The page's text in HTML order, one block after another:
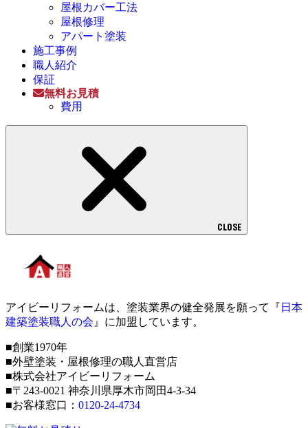
屋根カバー工法
屋根修理
アパート塗装
施工事例
職人紹介
保証
無料お見積
費用
CLOSE
アイビーリフォームは、塗装業界の健全発展を願って『 日本
建築塗装職人の会 』に加盟しています。
■創業1970年
■外壁塗装・屋根修理の職人直営店
■株式会社アイビーリフォーム
■〒243-0021 神奈川県厚木市岡田4-3-34
■お客様窓口： 0120-24-4734